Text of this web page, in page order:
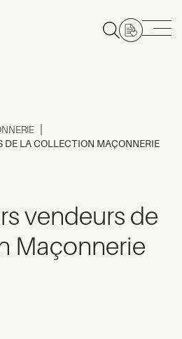
DE LA COLLECTION MAÇONNERIE
vendeurs de
Maçonnerie